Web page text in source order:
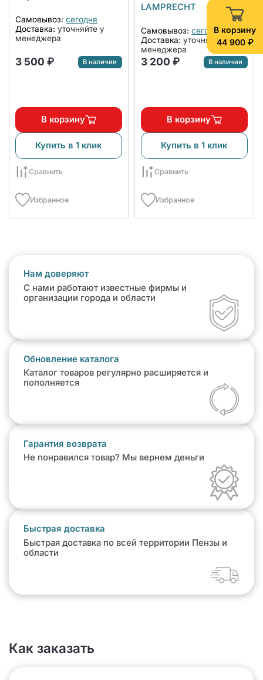
В корзину
44 900 ₽
Самовывоз: сегодня
Доставка: уточняйте у
менеджера
3 500 ₽ В наличии
В корзину
Купить в 1 клик
Сравнить
Избранное
NW600-CA
LAMPRECHT
Самовывоз: сегодня
Доставка: уточняйте у
менеджера
3 200 ₽ В наличии
В корзину
Купить в 1 клик
Сравнить
Избранное
Нам доверяют
С нами работают известные фирмы и
организации города и области
Обновление каталога
Каталог товаров регулярно расширяется и
пополняется
Гарантия возврата
Не понравился товар? Мы вернем деньги
Быстрая доставка
Быстрая доставка по всей территории Пензы и
области
Как заказать